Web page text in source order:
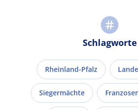
Schlagworte
Rheinland-Pfalz
Siegermächte